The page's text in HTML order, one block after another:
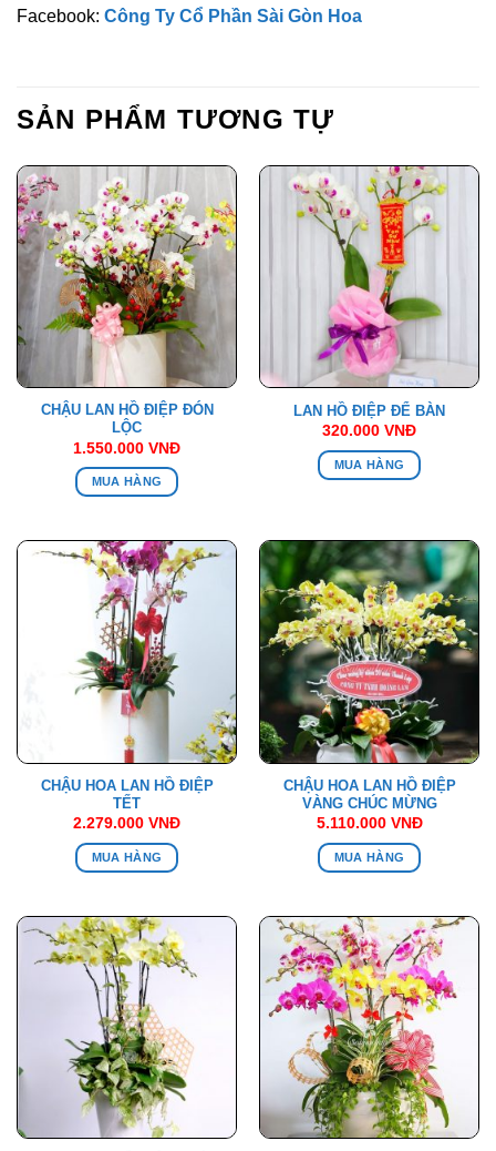
Facebook: Công Ty Cổ Phần Sài Gòn Hoa
SẢN PHẨM TƯƠNG TỰ
CHẬU LAN HỒ ĐIỆP ĐÓN
LỘC
1.550.000 VNĐ
MUA HÀNG
LAN HỒ ĐIỆP ĐỂ BÀN
320.000 VNĐ
MUA HÀNG
CHẬU HOA LAN HỒ ĐIỆP
TẾT
2.279.000 VNĐ
MUA HÀNG
CHẬU HOA LAN HỒ ĐIỆP
VÀNG CHÚC MỪNG
5.110.000 VNĐ
MUA HÀNG